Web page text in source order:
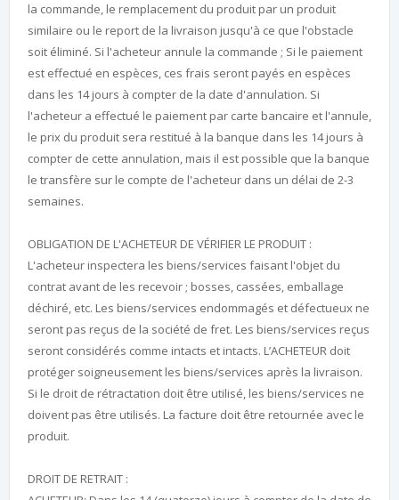
la commande, le remplacement du produit par un produit
similaire ou le report de la livraison jusqu'à ce que l'obstacle
soit éliminé. Si l'acheteur annule la commande ; Si le paiement
est effectué en espèces, ces frais seront payés en espèces
dans les 14 jours à compter de la date d'annulation. Si
l'acheteur a effectué le paiement par carte bancaire et l'annule,
le prix du produit sera restitué à la banque dans les 14 jours à
compter de cette annulation, mais il est possible que la banque
le transfère sur le compte de l'acheteur dans un délai de 2-3
semaines.
OBLIGATION DE L'ACHETEUR DE VÉRIFIER LE PRODUIT :
L'acheteur inspectera les biens/services faisant l'objet du
contrat avant de les recevoir ; bosses, cassées, emballage
déchiré, etc. Les biens/services endommagés et défectueux ne
seront pas reçus de la société de fret. Les biens/services reçus
seront considérés comme intacts et intacts. L’ACHETEUR doit
protéger soigneusement les biens/services après la livraison.
Si le droit de rétractation doit être utilisé, les biens/services ne
doivent pas être utilisés. La facture doit être retournée avec le
produit.
DROIT DE RETRAIT :